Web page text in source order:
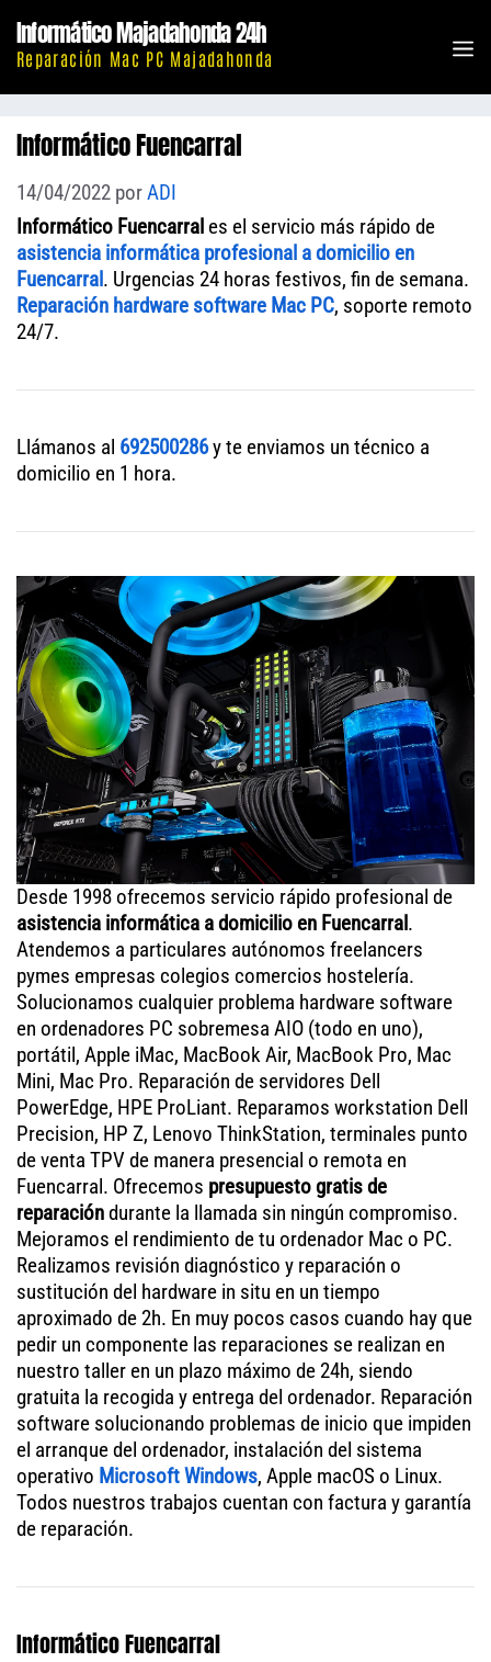
contenido
Informático Majadahonda 24h
Reparación Mac PC Majadahonda
Informático Fuencarral
14/04/2022 porADI
Informático Fuencarral es el servicio más rápido de
asistencia informática profesional a domicilio en
Fuencarral. Urgencias 24 horas festivos, fin de semana.
Reparación hardware software Mac PC, soporte remoto
24/7.
Llámanos al 692500286y te enviamos un técnico a
domicilio en 1 hora.
Desde 1998 ofrecemos servicio rápido profesional de
asistencia informática a domicilio en Fuencarral.
Atendemos a particulares autónomos freelancers
pymes empresas colegios comercios hostelería.
Solucionamos cualquier problema hardware software
en ordenadores PC sobremesa AIO (todo en uno),
portátil, Apple iMac, MacBook Air, MacBook Pro, Mac
Mini, Mac Pro. Reparación de servidores Dell
PowerEdge, HPE ProLiant. Reparamos workstation Dell
Precision, HP Z, Lenovo ThinkStation, terminales punto
de venta TPV de manera presencial o remota en
Fuencarral. Ofrecemos presupuesto gratis de
reparacióndurante la llamada sin ningún compromiso.
Mejoramos el rendimiento de tu ordenador Mac o PC.
Realizamos revisión diagnóstico y reparación o
sustitución del hardware in situ en un tiempo
aproximado de 2h. En muy pocos casos cuando hay que
pedir un componente las reparaciones se realizan en
nuestro taller en un plazo máximo de 24h, siendo
gratuita la recogida y entrega del ordenador. Reparación
software solucionando problemas de inicio que impiden
el arranque del ordenador, instalación del sistema
operativo Microsoft Windows, Apple macOS o Linux.
Todos nuestros trabajos cuentan con factura y garantía
de reparación.
Informático Fuencarral